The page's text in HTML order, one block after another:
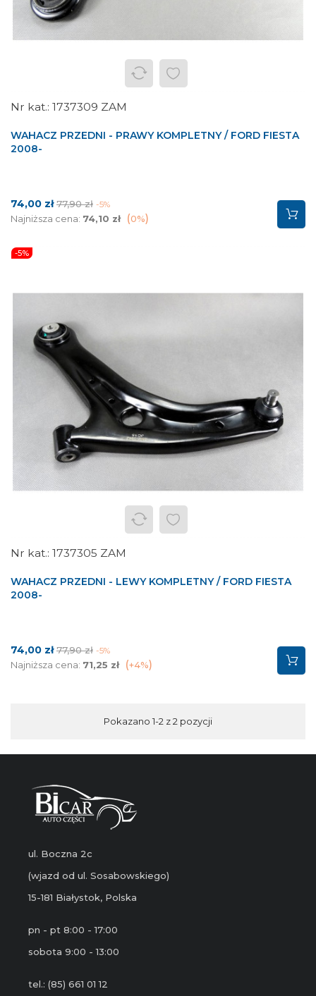
1737309 ZAM
WAHACZ PRZEDNI - PRAWY KOMPLETNY / FORD FIESTA
2008-
Cena
74,00 zł Cena
podstawowa
77,90 zł -5%
Najniższa cena: 74,10 zł 0%
-5%
1737305 ZAM
WAHACZ PRZEDNI - LEWY KOMPLETNY / FORD FIESTA
2008-
Cena
74,00 zł Cena
podstawowa
77,90 zł -5%
Najniższa cena: 71,25 zł +4%
Pokazano 1-2 z 2 pozycji
ul. Boczna 2c
(wjazd od ul. Sosabowskiego)
15-181 Białystok, Polska
pn - pt 8:00 - 17:00
sobota 9:00 - 13:00
tel.: (85) 661 01 12